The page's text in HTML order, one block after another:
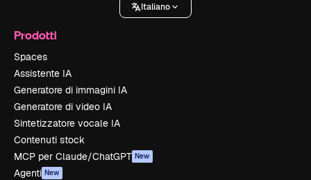
Italiano
Prodotti
Spaces
Assistente IA
Generatore di immagini IA
Generatore di video IA
Sintetizzatore vocale IA
Contenuti stock
MCP per Claude/ChatGPT New
Agenti New